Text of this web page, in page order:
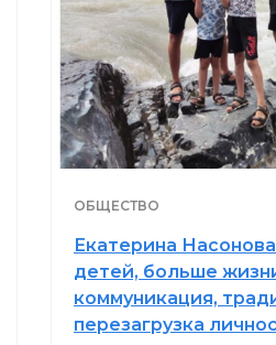
ОБЩЕСТВО
Екатерина
детей, больше
коммуникация,
перезагрузка